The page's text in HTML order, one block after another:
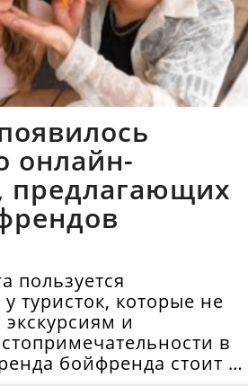
онлайн-
предлагающих
пользуется
туристок, которые не
экскурсиям и
в
бойфренда стоит в